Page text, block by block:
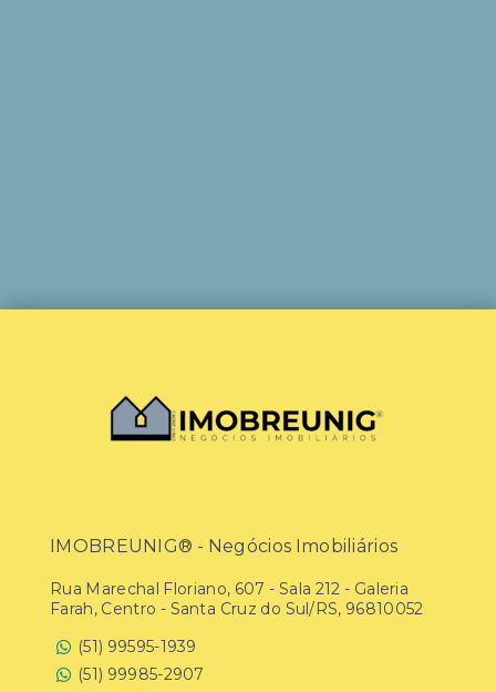
IMOBREUNIG® - Negócios Imobiliários
Rua Marechal Floriano, 607 - Sala 212 - Galeria
Farah, Centro - Santa Cruz do Sul/RS, 96810052
(51) 99595-1939
(51) 99985-2907